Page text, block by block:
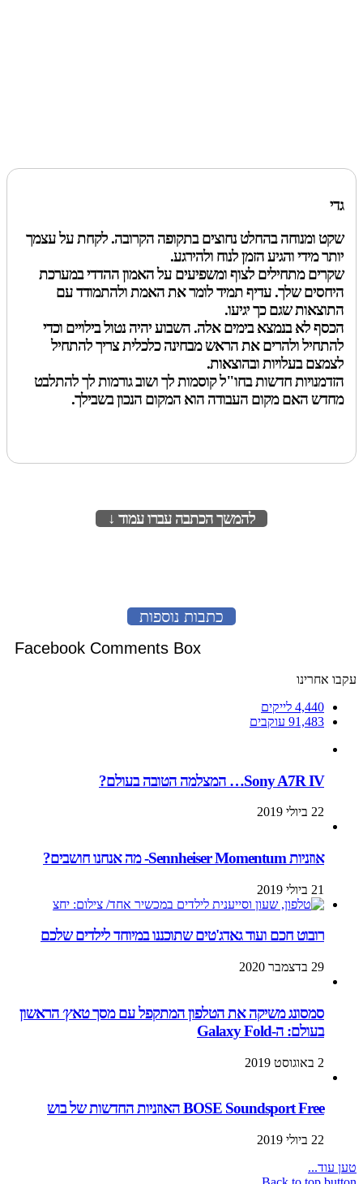
גדי
שקט ומנוחה בהחלט נחוצים בתקופה הקרובה. לקחת על עצמך
יותר מידי והגיע הזמן לנוח ולהירגע.
שקרים מתחילים לצוף ומשפיעים על האמון ההדדי במערכת
היחסים שלך. עדיף תמיד לומר את האמת ולהתמודד עם
התוצאות שגם כך יגיעו.
הכסף לא בנמצא בימים אלה. השבוע יהיה נטול בילויים וכדי
להתחיל ולהרים את הראש מבחינה כלכלית צריך להתחיל
לצמצם בעלויות ובהוצאות.
הזדמנויות חדשות בחו"ל קוסמות לך ושוב גורמות לך להתלבט
מחדש האם מקום העבודה הוא המקום הנכון בשבילך.
להמשך הכתבה עברו עמוד ↓
כתבות נוספות
Facebook Comments Box
עקבו אחרינו
4,440 לייקים
91,483 עוקבים
Sony A7R IV… המצלמה הטובה בעולם?
22 ביולי 2019
אוזניות Sennheiser Momentum- מה אנחנו חושבים?
21 ביולי 2019
רובוט חכם ועוד גאדג'טים שתוכננו במיוחד לילדים שלכם
29 בדצמבר 2020
סמסונג משיקה את הטלפון המתקפל עם מסך טאץ׳ הראשון
בעולם: ה-Galaxy Fold
2 באוגוסט 2019
BOSE Soundsport Free האוזניות החדשות של בוש
22 ביולי 2019
טען עוד...